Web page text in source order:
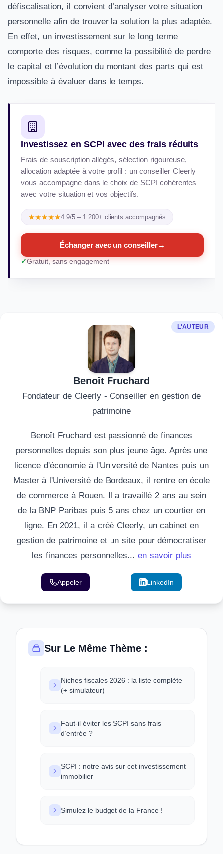
défiscalisation, il convient d’analyser votre situation
personnelle afin de trouver la solution la plus adaptée.
En effet, un investissement sur le long terme
comporte des risques, comme la possibilité de perdre
le capital et l’évolution du montant des parts qui est
impossible à évaluer dans le temps.
Investissez en SCPI avec des frais réduits
Frais de souscription allégés, sélection rigoureuse,
allocation adaptée à votre profil : un conseiller Cleerly
vous accompagne dans le choix de SCPI cohérentes
avec votre situation et vos objectifs.
★★★★★4.9/5 – 1 200+ clients accompagnés
Échanger avec un conseiller→
Gratuit, sans engagement
L'AUTEUR
Benoît Fruchard
Fondateur de Cleerly - Conseiller en gestion de
patrimoine
Benoît Fruchard est passionné de finances
personnelles depuis son plus jeune âge. Après une
licence d'économie à l'Université de Nantes puis un
Master à l'Université de Bordeaux, il rentre en école
de commerce à Rouen. Il a travaillé 2 ans au sein
de la BNP Paribas puis 5 ans chez un courtier en
ligne. En 2021, il a créé Cleerly, un cabinet en
gestion de patrimoine et un site pour démocratiser
les finances personnelles... en savoir plus
Appeler LinkedIn
Sur Le Même Thème :
Niches fiscales 2026 : la liste complète
(+ simulateur)
Faut-il éviter les SCPI sans frais
d’entrée ?
SCPI : notre avis sur cet investissement
immobilier
Simulez le budget de la France !